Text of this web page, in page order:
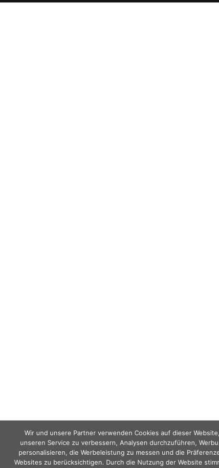
Wir und unsere Partner verwenden Cookies auf dieser
unseren Service zu verbessern, Analysen durchzuführen,
personalisieren, die Werbeleistung zu messen und die
Websites zu berücksichtigen. Durch die Nutzung der Website